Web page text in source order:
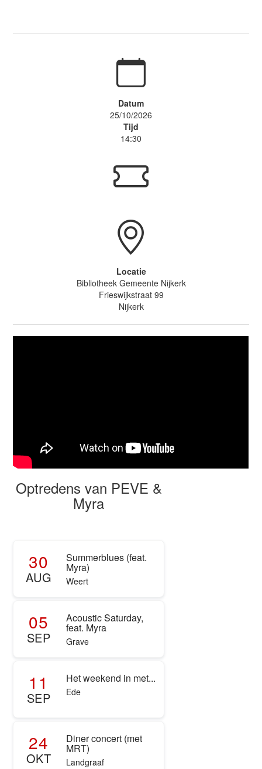
Datum
25/10/2026
Tijd
14:30
Locatie
Bibliotheek Gemeente Nijkerk
Frieswijkstraat 99
Nijkerk
Optredens van PEVE &
Myra
30
AUG
Summerblues (feat.
Myra)
Weert
05
SEP
Acoustic Saturday,
feat. Myra
Grave
11
SEP
Het weekend in met...
Ede
24
OKT
Diner concert (met
MRT)
Landgraaf